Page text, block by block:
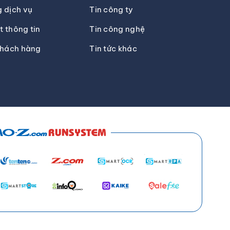
dịch vụ
thông tin
hàng
Tin công ty
Tin công nghệ
Tin tức khác